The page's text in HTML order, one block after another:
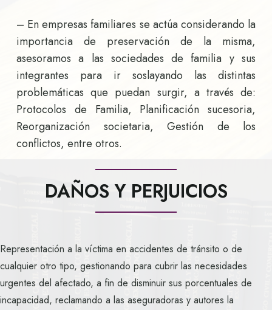
– En empresas familiares se actúa considerando la
importancia de preservación de la misma,
asesoramos a las sociedades de familia y sus
integrantes para ir soslayando las distintas
problemáticas que puedan surgir, a través de:
Protocolos de Familia, Planificación sucesoria,
Reorganización societaria, Gestión de los
conflictos, entre otros.
DAÑOS Y PERJUICIOS
Representación a la víctima en accidentes de tránsito o de
cualquier otro tipo, gestionando para cubrir las necesidades
urgentes del afectado, a fin de disminuir sus porcentuales de
incapacidad, reclamando a las aseguradoras y autores la